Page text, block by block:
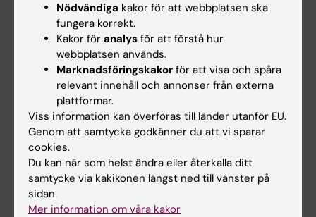
Kalender
Schema
Studentmejlen
Kurs- och programwebbar
Student på KI
Nödvändiga kakor för att webbplatsen ska
fungera korrekt.
Kakor för analys för att förstå hur
webbplatsen används.
Marknadsföringskakor för att visa och spåra
relevant innehåll och annonser från externa
plattformar.
Viss information kan överföras till länder utanför EU.
Genom att samtycka godkänner du att vi sparar
cookies.
Du kan när som helst ändra eller återkalla ditt
samtycke via kakikonen längst ned till vänster på
sidan.
Mer information om våra kakor